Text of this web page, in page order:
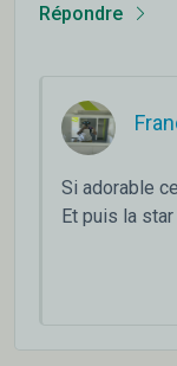
Répondre
Si adorable
Et puis la